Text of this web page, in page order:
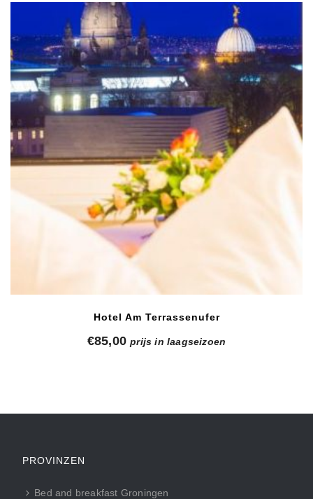
Hotel Am Terrassenufer
€85,00 prijs in laagseizoen
PROVINZEN
Bed and breakfast Groningen